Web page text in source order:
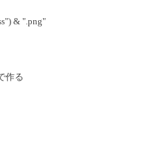
& ".png"
作る